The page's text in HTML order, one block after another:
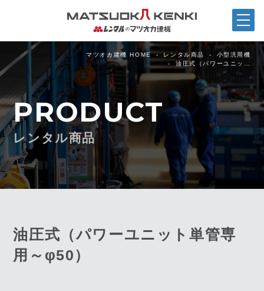
マツオカ建機 HOME レンタル商品
小型汎用機
油圧式（パワーユニッ…
PRODUCT
レンタル商品
油圧式（パワーユニット単管専
用～φ50）